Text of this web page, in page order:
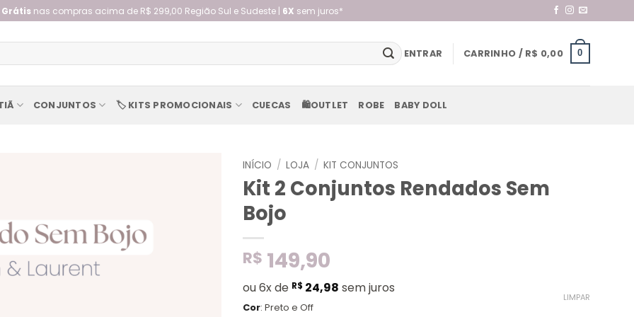
Grátisnas compras acima de R$ 299,00 Região Sul e Sudeste | 6X sem juros*
ENTRAR CARRINHO / R$ 0,00 0
CONJUNTOS 🏷️ KITS PROMOCIONAIS CUECAS 🛍️OUTLET ROBE BABY DOLL
INÍCIO / LOJA / KIT CONJUNTOS
Kit 2 Conjuntos Rendados Sem
Bojo
R$ 149,90
ou 6x de R$ 24,98 sem juros
Cor:Preto e Off
LIMPAR